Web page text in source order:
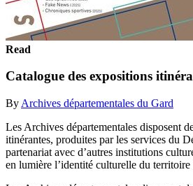
Read
Catalogue des expositions
By Archives départementales du Gard
Les Archives départementales disposent
itinérantes, produites par les services du
partenariat avec d’autres institutions
en lumière l’identité culturelle du territoire